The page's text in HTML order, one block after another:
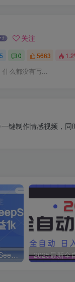
关注
0 5663
什么都没有写...
键制作情感视频，同
全职宝妈在小红书卖DeepSeek提示词，一天收益1k